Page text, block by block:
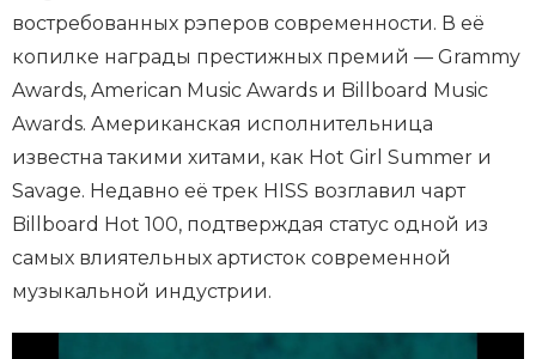
востребованных рэперов современности. В её
копилке награды престижных премий — Grammy
Awards, American Music Awards и Billboard Music
Awards. Американская исполнительница
известна такими хитами, как Hot Girl Summer и
Savage. Недавно её трек HISS возглавил чарт
Billboard Hot 100, подтверждая статус одной из
самых влиятельных артисток современной
музыкальной индустрии.